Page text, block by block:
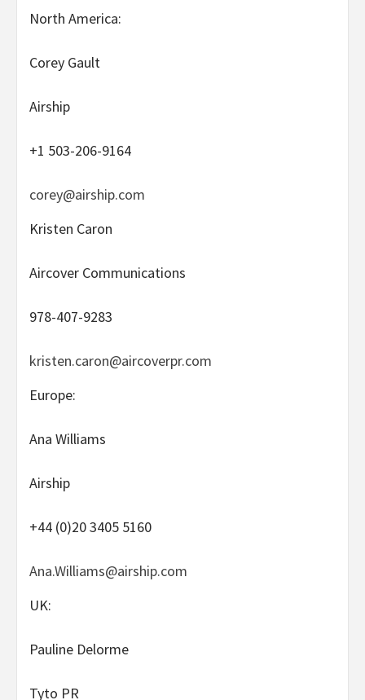
North America:
Corey Gault
Airship
+1 503-206-9164
corey@airship.com
Kristen Caron
Aircover Communications
978-407-9283
kristen.caron@aircoverpr.com
Europe:
Ana Williams
Airship
+44 (0)20 3405 5160
Ana.Williams@airship.com
UK:
Pauline Delorme
Tyto PR